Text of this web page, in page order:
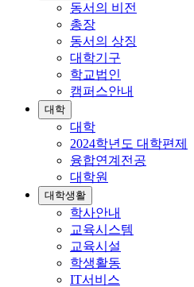
동서의 비전
총장
동서의 상징
대학기구
학교법인
캠퍼스안내
대학
대학
2024학년도 대학편제
융합연계전공
대학원
대학생활
학사안내
교육시스템
교육시설
학생활동
IT서비스